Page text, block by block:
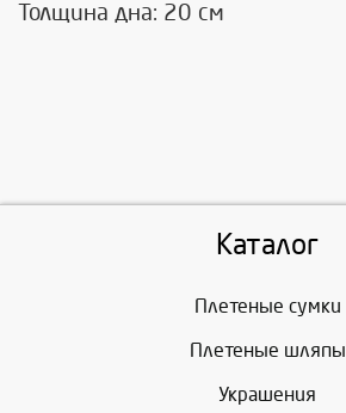
Толщина дна: 20 см
Каталог
Плетеные сумки
Плетеные шляпы
Украшения